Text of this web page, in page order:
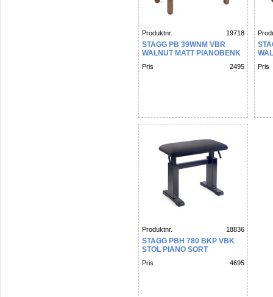
Produktnr. 19718
STAGG PB 39WNM VBR
WALNUT MATT PIANOBENK
Pris 2495 Pris
Produktnr. 18836
STAGG PBH 780 BKP VBK
STOL PIANO SORT
Pris 4695